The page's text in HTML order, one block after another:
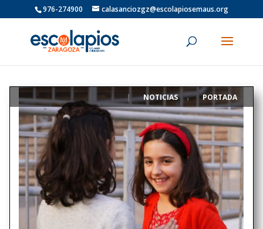
976-274900 calasanciozgz@escolapiosemaus.org
| NOTICIAS , PORTADA